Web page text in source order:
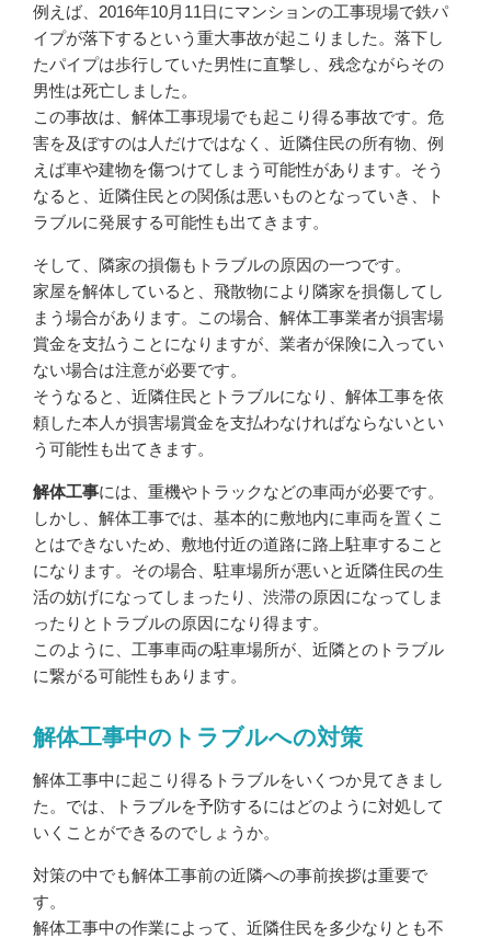
例えば、2016年10月11日にマンションの工事現場で鉄パ
イプが落下するという重大事故が起こりました。落下し
たパイプは歩行していた男性に直撃し、残念ながらその
男性は死亡しました。
この事故は、解体工事現場でも起こり得る事故です。危
害を及ぼすのは人だけではなく、近隣住民の所有物、例
えば車や建物を傷つけてしまう可能性があります。そう
なると、近隣住民との関係は悪いものとなっていき、ト
ラブルに発展する可能性も出てきます。
そして、隣家の損傷もトラブルの原因の一つです。
家屋を解体していると、飛散物により隣家を損傷してし
まう場合があります。この場合、解体工事業者が損害場
賞金を支払うことになりますが、業者が保険に入ってい
ない場合は注意が必要です。
そうなると、近隣住民とトラブルになり、解体工事を依
頼した本人が損害場賞金を支払わなければならないとい
う可能性も出てきます。
解体工事には、重機やトラックなどの車両が必要です。
しかし、解体工事では、基本的に敷地内に車両を置くこ
とはできないため、敷地付近の道路に路上駐車すること
になります。その場合、駐車場所が悪いと近隣住民の生
活の妨げになってしまったり、渋滞の原因になってしま
ったりとトラブルの原因になり得ます。
このように、工事車両の駐車場所が、近隣とのトラブル
に繋がる可能性もあります。
解体工事中のトラブルへの対策
解体工事中に起こり得るトラブルをいくつか見てきまし
た。では、トラブルを予防するにはどのように対処して
いくことができるのでしょうか。
対策の中でも解体工事前の近隣への事前挨拶は重要で
す。
解体工事中の作業によって、近隣住民を多少なりとも不